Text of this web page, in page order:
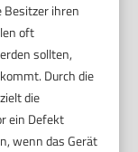
ihren
oft
sollten,
Durch die
die
ein Defekt
wenn das Gerät